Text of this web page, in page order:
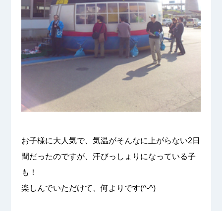
お子様に大人気で、気温がそんなに上がらない2日
間だったのですが、汗びっしょりになっている子
も！
楽しんでいただけて、何よりです(^-^)